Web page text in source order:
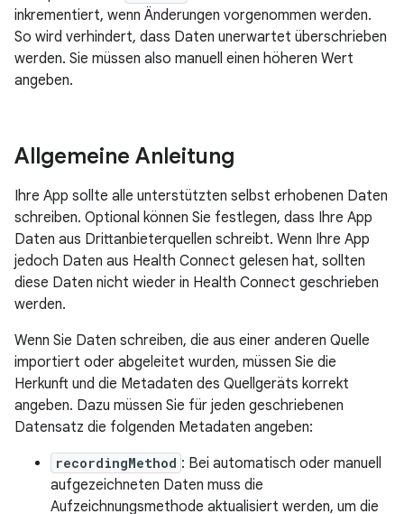
inkrementiert, wenn Änderungen vorgenommen werden.
So wird verhindert, dass Daten unerwartet überschrieben
werden. Sie müssen also manuell einen höheren Wert
angeben.
Allgemeine Anleitung
Ihre App sollte alle unterstützten selbst erhobenen Daten
schreiben. Optional können Sie festlegen, dass Ihre App
Daten aus Drittanbieterquellen schreibt. Wenn Ihre App
jedoch Daten aus Health Connect gelesen hat, sollten
diese Daten nicht wieder in Health Connect geschrieben
werden.
Wenn Sie Daten schreiben, die aus einer anderen Quelle
importiert oder abgeleitet wurden, müssen Sie die
Herkunft und die Metadaten des Quellgeräts korrekt
angeben. Dazu müssen Sie für jeden geschriebenen
Datensatz die folgenden Metadaten angeben:
recordingMethod : Bei automatisch oder manuell
aufgezeichneten Daten muss die
Aufzeichnungsmethode aktualisiert werden, um die